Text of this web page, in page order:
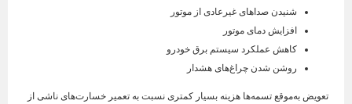
شنیدن صداهای غیرعادی از موتور
افزایش دمای موتور
کاهش عملکرد سیستم برق خودرو
روشن شدن چراغ‌های هشدار
تعویض به‌موقع تسمه‌ها هزینه بسیار کمتری نسبت به تعمیر خسارت‌های ناشی از